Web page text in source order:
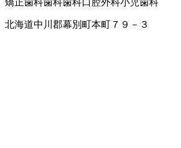
矯正歯科歯科歯科口腔外科小児歯科
北海道中川郡幕別町本町７９－３